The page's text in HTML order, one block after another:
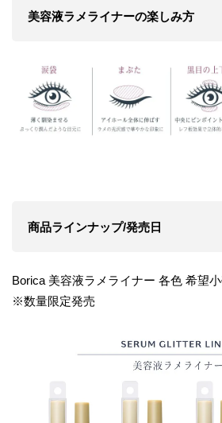
美容液ラメライナーの楽しみ方
商品ラインナップ/発売日
Borica 美容液ラメライナー 各色 希望小
※数量限定発売